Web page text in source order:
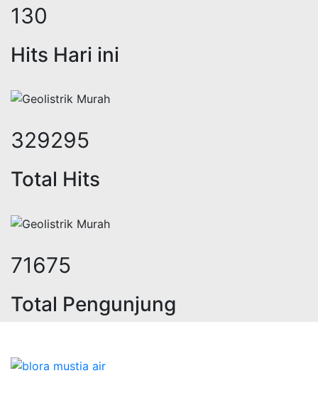
165
Hits Hari ini
421555
Total Hits
91757
Total Pengunjung